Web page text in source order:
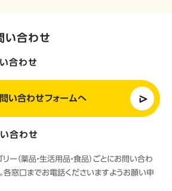
い合わせ
合わせ
い合わせフォームへ
合わせ
ー（薬品・生活用品・食品）ごとにお問い合わ
各窓口までお電話くださいますようお願い申